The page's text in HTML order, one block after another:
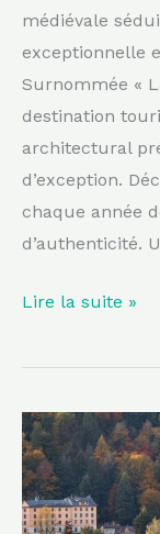
médiévale
exceptionnelle
Surnommée «
destination
architectural
d’exception.
chaque année
d’authenticité.
Lire la suite »
Entre
forêts
et
vieilles